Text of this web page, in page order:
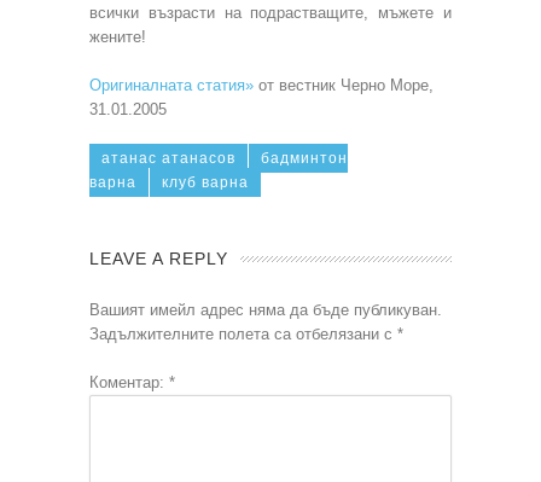
всички възрасти на подрастващите, мъжете и
жените!
Оригиналната статия» от вестник Черно Море,
31.01.2005
атанас атанасов
бадминтон
варна
клуб варна
LEAVE A REPLY
Вашият имейл адрес няма да бъде публикуван.
Задължителните полета са отбелязани с *
Коментар: *